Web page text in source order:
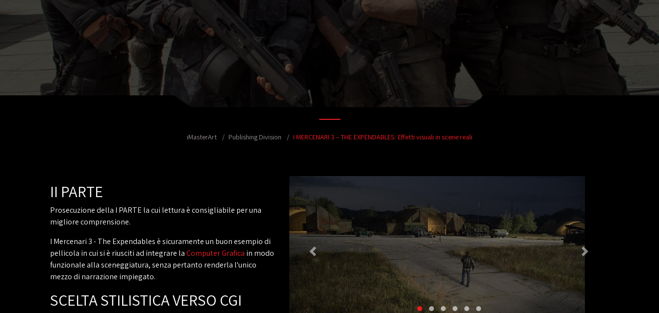
iMasterArt Publishing Division I MERCENARI 3 – THE EXPENDABLES: Effetti visuali in scene reali
II PARTE
Prosecuzione della I PARTE la cui lettura è consigliabile per una
migliore comprensione.
I Mercenari 3 - The Expendables è sicuramente un buon esempio di
pellicola in cui si è riusciti ad integrare laComputer Grafica in modo
funzionale alla sceneggiatura, senza pertanto renderla l'unico
mezzo di narrazione impiegato.
SCELTA STILISTICA VERSO CGI